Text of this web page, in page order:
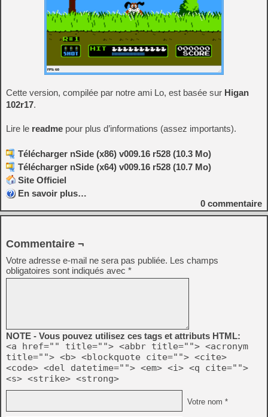
Cette version, compilée par notre ami Lo, est basée sur Higan
102r17.
Lire le readme pour plus d’informations (assez importants).
Télécharger nSide (x86) v009.16 r528 (10.3 Mo)
Télécharger nSide (x64) v009.16 r528 (10.7 Mo)
Site Officiel
En savoir plus…
0 commentaire
Commentaire ¬
Votre adresse e-mail ne sera pas publiée. Les champs
obligatoires sont indiqués avec *
NOTE - Vous pouvez utilisez ces tags et attributs HTML:
<a href="" title=""> <abbr title=""> <acronym
title=""> <b> <blockquote cite=""> <cite>
<code> <del datetime=""> <em> <i> <q cite="">
<s> <strike> <strong>
Votre nom *